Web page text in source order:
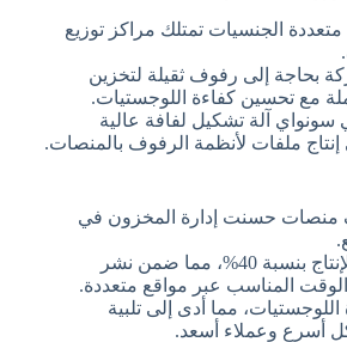
الجنسيات تمتلك مراكز توزيع
بحاجة إلى رفوف ثقيلة لتخزين
مع تحسين كفاءة اللوجستيات.
آلة تشكيل لفافة عالية
ملفات لأنظمة الرفوف بالمنصات.
منصات حسنت إدارة المخزون في
قللت وقت الإنتاج بنسبة 40%، مما ضمن نشر
المناسب عبر مواقع متعددة.
مما أدى إلى تلبية
أسرع وعملاء أسعد.